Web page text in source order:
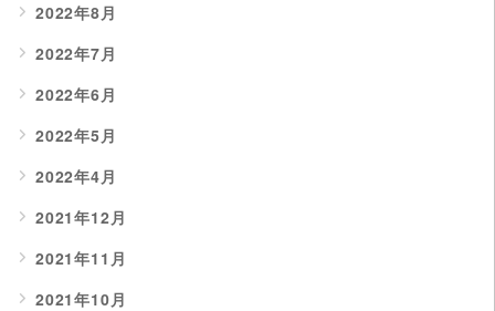
2022年8月
2022年7月
2022年6月
2022年5月
2022年4月
2021年12月
2021年11月
2021年10月